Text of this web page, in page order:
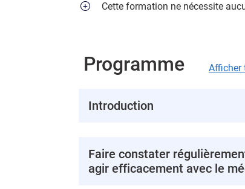
Cette formation ne nécessite
Programme Afficher
Introduction
Faire constater
agir efficacement avec le